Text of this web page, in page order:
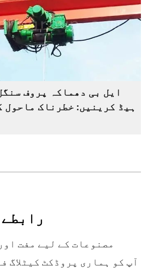
ایل بی دھماکہ پروف
ہیڈ کرینیں: خطرناک ماحول
مصنوعات کے لیے مفت
آپ کو ہماری پروڈکٹ کیٹلاگ